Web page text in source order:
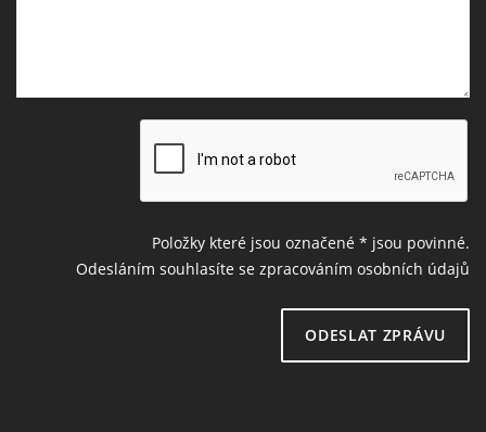
Položky které jsou označené * jsou povinné.
Odesláním souhlasíte se zpracováním osobních údajů
ODESLAT ZPRÁVU